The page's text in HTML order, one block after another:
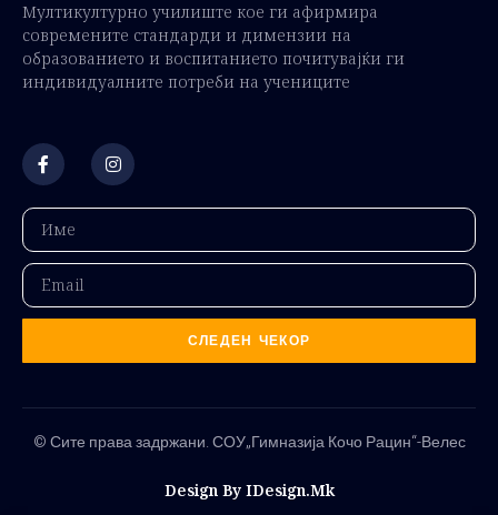
Мултикултурно училиште кое ги афирмира
современите стандарди и димензии на
образованието и воспитанието почитувајќи ги
индивидуалните потреби на учениците
СЛЕДЕН ЧЕКОР
© Сите права задржани. СОУ„Гимназија Кочо Рацин“-Велес
Design By IDesign.mk